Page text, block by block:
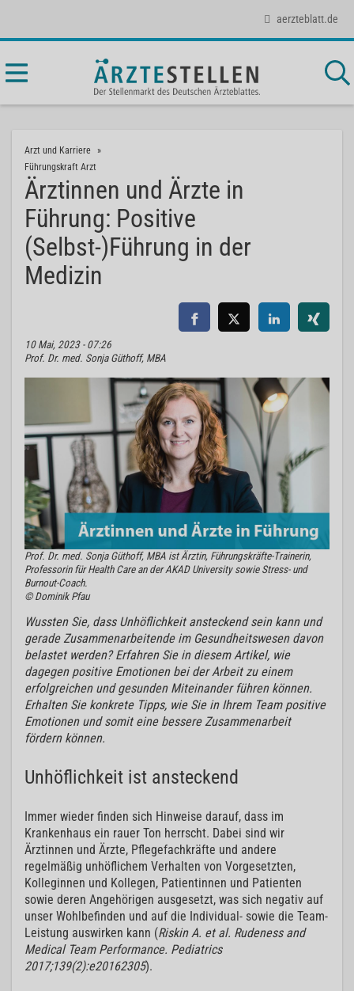
aerzteblatt.de
Arzt und Karriere
Führungskraft Arzt
Ärztinnen und Ärzte in
Führung: Positive
(Selbst-)Führung in der
Medizin
10 Mai, 2023 - 07:26
Prof. Dr. med. Sonja Güthoff, MBA
Prof. Dr. med. Sonja Güthoff, MBA ist Ärztin, Führungskräfte-Trainerin,
Professorin für Health Care an der AKAD University sowie Stress- und
Burnout-Coach.
© Dominik Pfau
Wussten Sie, dass Unhöflichkeit ansteckend sein kann und
gerade Zusammenarbeitende im Gesundheitswesen davon
belastet werden? Erfahren Sie in diesem Artikel, wie
dagegen positive Emotionen bei der Arbeit zu einem
erfolgreichen und gesunden Miteinander führen können.
Erhalten Sie konkrete Tipps, wie Sie in Ihrem Team positive
Emotionen und somit eine bessere Zusammenarbeit
fördern können.
Unhöflichkeit ist ansteckend
Immer wieder finden sich Hinweise darauf, dass im
Krankenhaus ein rauer Ton herrscht. Dabei sind wir
Ärztinnen und Ärzte, Pflegefachkräfte und andere
regelmäßig unhöflichem Verhalten von Vorgesetzten,
Kolleginnen und Kollegen, Patientinnen und Patienten
sowie deren Angehörigen ausgesetzt, was sich negativ auf
unser Wohlbefinden und auf die Individual- sowie die Team-
Leistung auswirken kann (Riskin A. et al. Rudeness and
Medical Team Performance. Pediatrics
2017;139(2):e20162305).